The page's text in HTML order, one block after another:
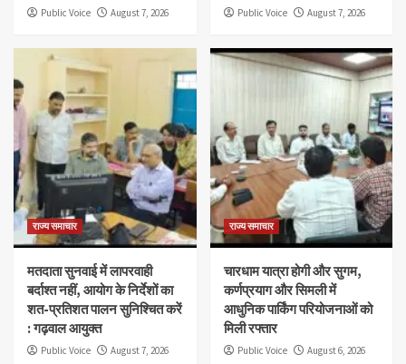
Public Voice August 7, 2026 Public Voice August 7, 2026
राज्य समाचार
मतदाता सुनवाई में लापरवाही
बर्दाश्त नहीं, आयोग के निर्देशों का
शत-प्रतिशत पालन सुनिश्चित करें
: गढ़वाल आयुक्त
Public Voice August 7, 2026
राज्य समाचार
चारधाम यात्रा होगी और सुगम,
कर्णप्रयाग और सिमली में
आधुनिक पार्किंग परियोजनाओं को
मिली रफ्तार
Public Voice August 6, 2026